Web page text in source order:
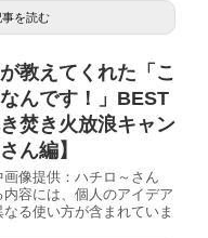
事を読む
教えてくれた「こ
んです！」BEST
焚き火放浪キャン
ん編】
像提供：ハチロ～さん
容には、個人のアイデア
る使い方が含まれていま